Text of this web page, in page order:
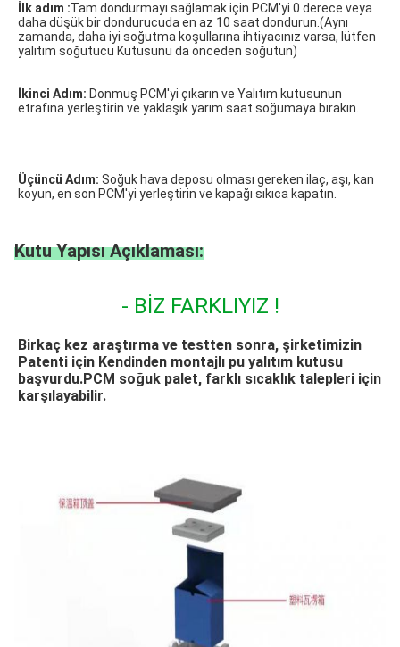
İlk adım :Tam dondurmayı sağlamak için PCM'yi 0 derece veya
daha düşük bir dondurucuda en az 10 saat dondurun.(Aynı
zamanda, daha iyi soğutma koşullarına ihtiyacınız varsa, lütfen
yalıtım soğutucu Kutusunu da önceden soğutun)
İkinci Adım: Donmuş PCM'yi çıkarın ve Yalıtım kutusunun
etrafına yerleştirin ve yaklaşık yarım saat soğumaya bırakın.
Üçüncü Adım: Soğuk hava deposu olması gereken ilaç, aşı, kan
koyun, en son PCM'yi yerleştirin ve kapağı sıkıca kapatın.
Kutu Yapısı Açıklaması:
- BİZ FARKLIYIZ !
Birkaç kez araştırma ve testten sonra, şirketimizin
Patenti için Kendinden montajlı pu yalıtım kutusu
başvurdu.PCM soğuk palet, farklı sıcaklık talepleri için
karşılayabilir.